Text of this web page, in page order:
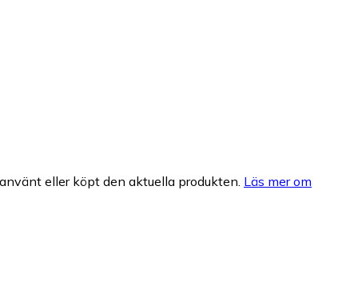
eller köpt den aktuella produkten. Läs mer om